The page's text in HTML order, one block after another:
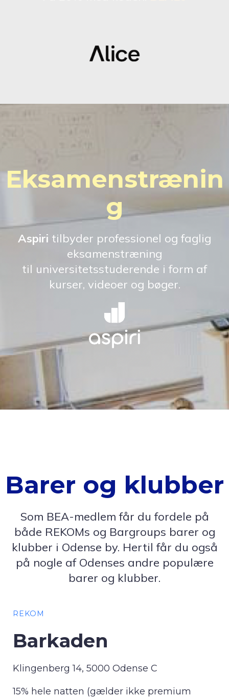
Eksamenstrænin
g
Aspiri tilbyder professionel og faglig
eksamenstræning
til universitetsstuderende i form af
kurser, videoer og bøger.
Barer og klubber
Som BEA-medlem får du fordele på
både REKOMs og Bargroups barer og
klubber i Odense by. Hertil får du også
på nogle af Odenses andre populære
barer og klubber.
REKOM
Barkaden
Klingenberg 14, 5000 Odense C
15% hele natten (gælder ikke premium